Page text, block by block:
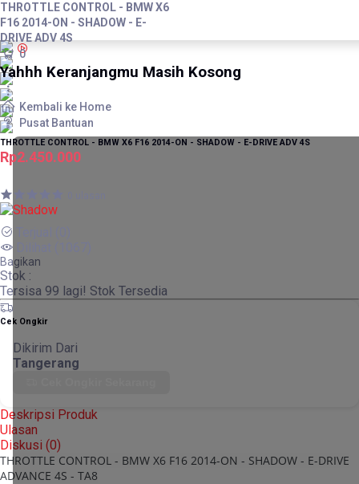
THROTTLE CONTROL - BMW X6
F16 2014-ON - SHADOW - E-
DRIVE ADV 4S
0
Yahhh Keranjangmu Masih Kosong
Kembali ke Home
Pusat Bantuan
THROTTLE CONTROL - BMW X6 F16 2014-ON - SHADOW - E-DRIVE ADV 4S
Rp2.450.000
Bagikan
Stok :
Tersisa 99 lagi! Stok Tersedia
Cek Ongkir
Dikirim Dari
Tangerang
Deskripsi Produk
Ulasan
Diskusi (0)
THROTTLE CONTROL - BMW X6 F16 2014-ON - SHADOW - E-DRIVE
ADVANCE 4S - TA8